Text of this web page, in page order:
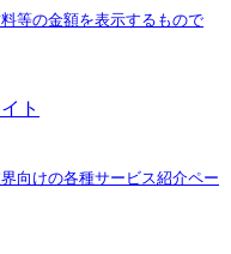
等の金額を表示するもので
ト
向けの各種サービス紹介ペー